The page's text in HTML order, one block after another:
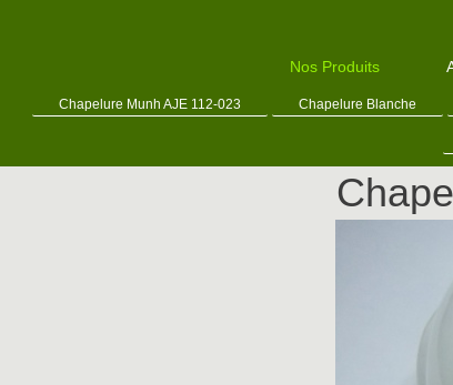
Nos Produits
Chapelure Munh AJE 112-023 Chapelure Blanche